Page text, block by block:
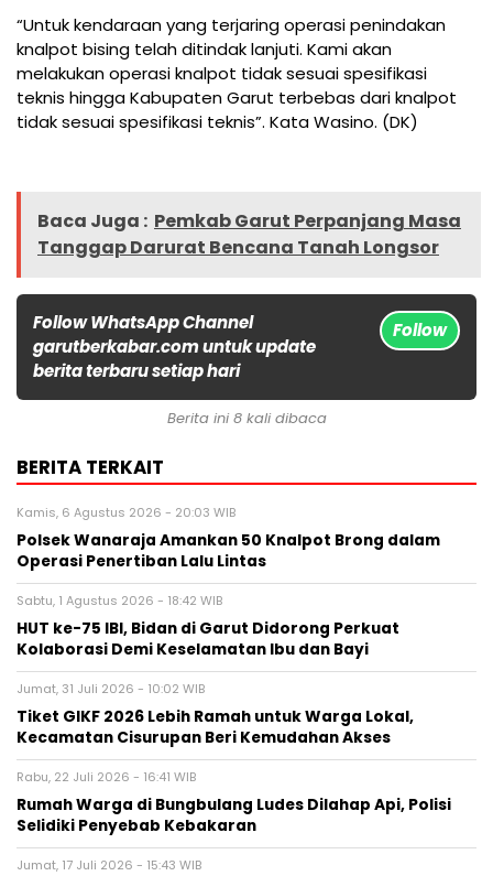
“Untuk kendaraan yang terjaring operasi penindakan
knalpot bising telah ditindak lanjuti. Kami akan
melakukan operasi knalpot tidak sesuai spesifikasi
teknis hingga Kabupaten Garut terbebas dari knalpot
tidak sesuai spesifikasi teknis”. Kata Wasino. (DK)
Baca Juga : Pemkab Garut Perpanjang Masa
Tanggap Darurat Bencana Tanah Longsor
Follow WhatsApp Channel
garutberkabar.com untuk update
berita terbaru setiap hari
Follow
Berita ini 8 kali dibaca
BERITA TERKAIT
Kamis, 6 Agustus 2026 - 20:03 WIB
Polsek Wanaraja Amankan 50 Knalpot Brong dalam
Operasi Penertiban Lalu Lintas
Sabtu, 1 Agustus 2026 - 18:42 WIB
HUT ke-75 IBI, Bidan di Garut Didorong Perkuat
Kolaborasi Demi Keselamatan Ibu dan Bayi
Jumat, 31 Juli 2026 - 10:02 WIB
Tiket GIKF 2026 Lebih Ramah untuk Warga Lokal,
Kecamatan Cisurupan Beri Kemudahan Akses
Rabu, 22 Juli 2026 - 16:41 WIB
Rumah Warga di Bungbulang Ludes Dilahap Api, Polisi
Selidiki Penyebab Kebakaran
Jumat, 17 Juli 2026 - 15:43 WIB